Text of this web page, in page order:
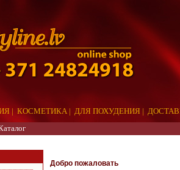
| КОСМЕТИКА | ДЛЯ ПОХУДЕНИЯ |
Добро пожаловать